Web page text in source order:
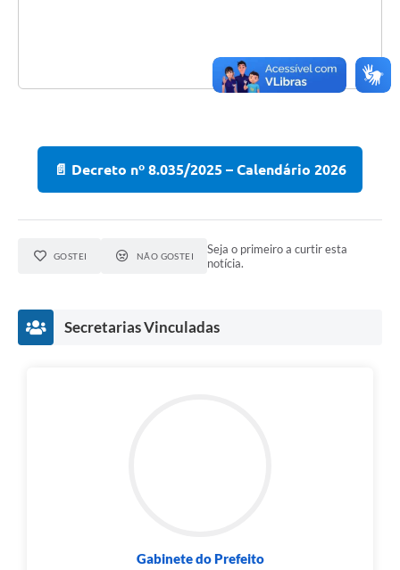
📄 Decreto nº 8.035/2025 – Calendário 2026
GOSTEI NÃO GOSTEI
Seja o primeiro a curtir esta
notícia.
Secretarias Vinculadas
Gabinete do Prefeito